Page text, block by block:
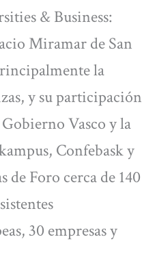
& Business:
Miramar de San
la
y su participación
Vasco y la
Confebask y
Foro cerca de 140
30 empresas y